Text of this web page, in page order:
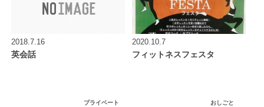
2018.7.16
英会話
2020.10.7
フィットネスフェスタ
プライベート おしごと